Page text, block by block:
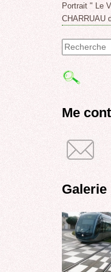
Portrait " Le
CHARRUAU
de
Me
Galerie